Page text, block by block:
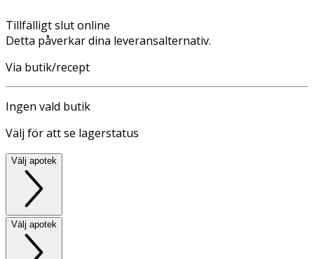
Tillfälligt slut online
Detta påverkar dina leveransalternativ.
Via butik/recept
Ingen vald butik
Välj för att se lagerstatus
Välj apotek
Välj apotek